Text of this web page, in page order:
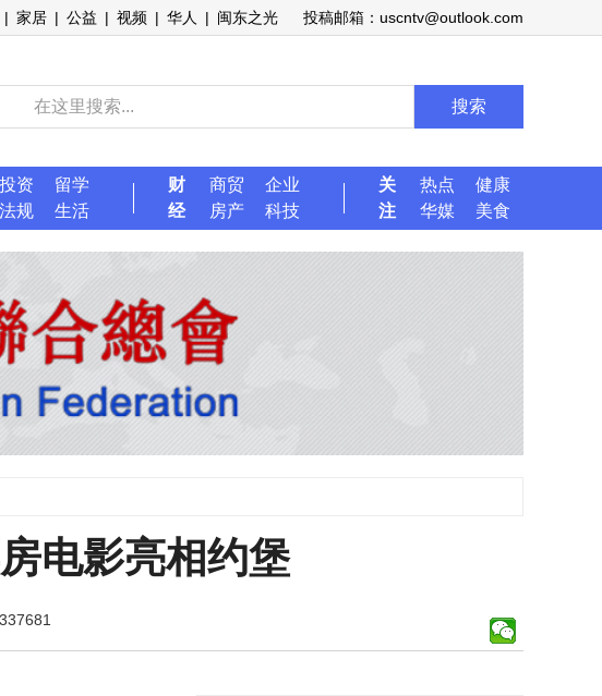
| 家居 | 公益 | 视频 | 华人 | 闽东之光 投稿邮箱：uscntv@outlook.com
搜索
投资
留学
法规
生活
财
经
商贸
企业
房产
科技
关
注
热点
健康
华媒
美食
电影亮相约堡